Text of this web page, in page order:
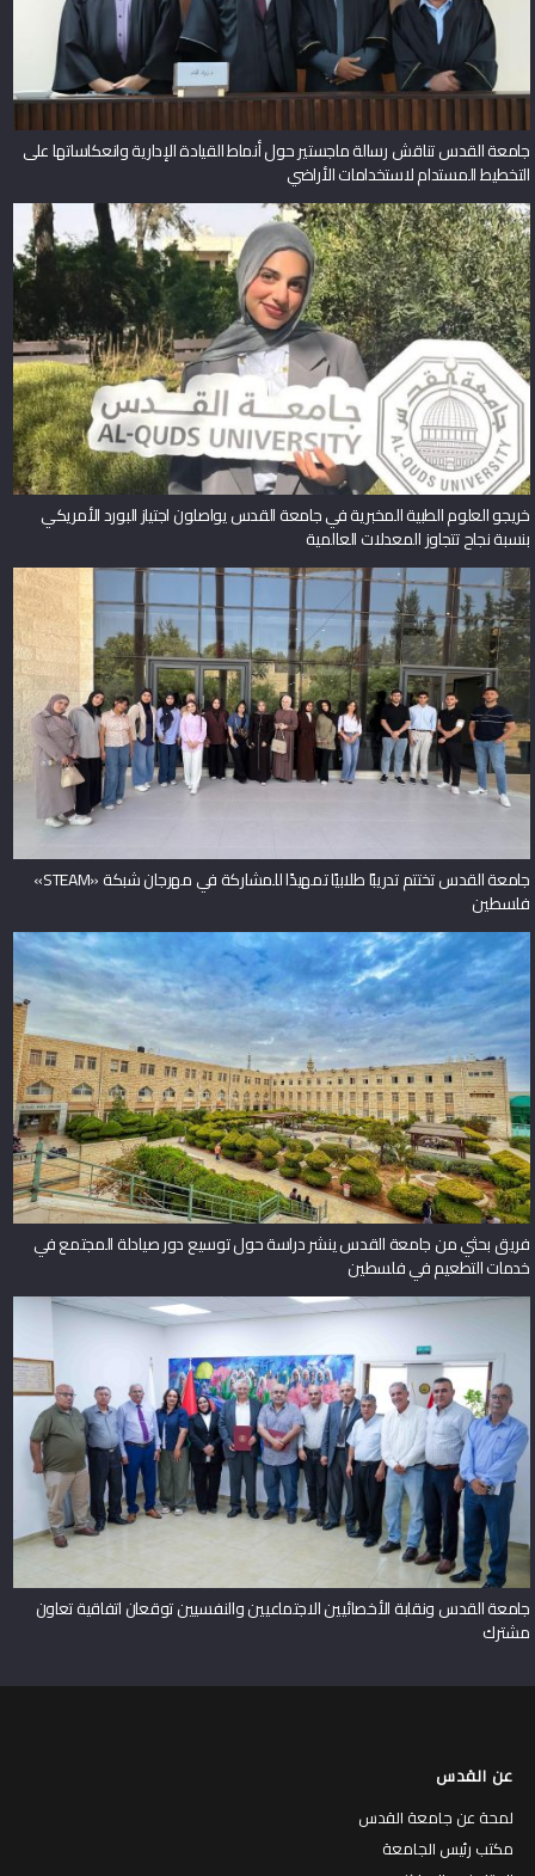
جامعة القدس تناقش رسالة ماجستير حول أنماط القيادة الإدارية وانعكاساتها على
التخطيط المستدام لاستخدامات الأراضي
خريجو العلوم الطبية المخبرية في جامعة القدس يواصلون اجتياز البورد الأمريكي
بنسبة نجاح تتجاوز المعدلات العالمية
جامعة القدس تختتم تدريبًا طلابيًا تمهيدًا للمشاركة في مهرجان شبكة «STEAM»
فلسطين
فريق بحثي من جامعة القدس ينشر دراسة حول توسيع دور صيادلة المجتمع في
خدمات التطعيم في فلسطين
جامعة القدس ونقابة الأخصائيين الاجتماعيين والنفسيين توقعان اتفاقية تعاون
مشترك
عن القدس
لمحة عن جامعة القدس
مكتب رئيس الجامعة